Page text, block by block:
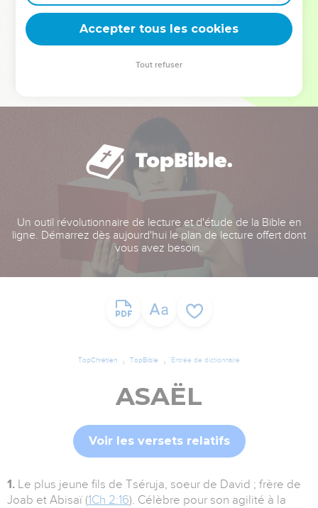
deviennent vos tremplins. Que vous guidiez un ministère, une
équipe, un groupe ou une famille, leur expérience est faite
Un outil révolutionnaire de lecture et d'étude de la Bible en
ligne. Démarrez dès aujourd'hui le plan de lecture offert dont
vous avez besoin.
TopChrétien TopBible Entrée de dictionnaire
ASAËL
Voir les versets relatifs
1. Le plus jeune fils de Tséruja, soeur de David ; frère de
Joab et Abisaï (1Ch 2:16). Célèbre pour son agilité à la
Accepter tous les cookies
Tout refuser